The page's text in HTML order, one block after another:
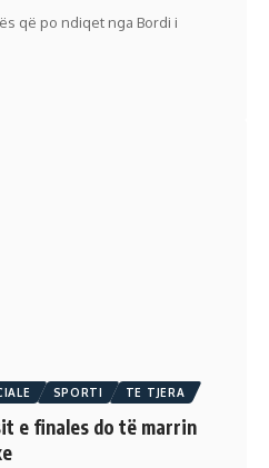
që po ndiqet nga Bordi i
SPORTI TE TJERA
e finales do të marrin